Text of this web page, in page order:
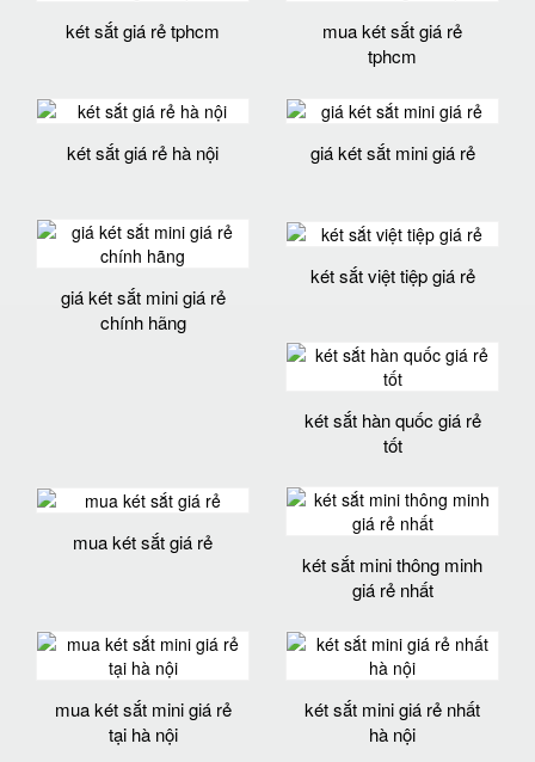
két sắt giá rẻ tphcm
mua két sắt giá rẻ
tphcm
két sắt giá rẻ hà nội giá két sắt mini giá rẻ
giá két sắt mini giá rẻ
chính hãng
két sắt việt tiệp giá rẻ
két sắt hàn quốc giá rẻ
tốt
mua két sắt giá rẻ
két sắt mini thông minh
giá rẻ nhất
mua két sắt mini giá rẻ
tại hà nội
két sắt mini giá rẻ nhất
hà nội